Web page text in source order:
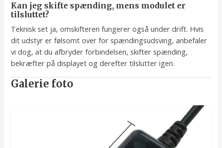
Kan jeg skifte spænding, mens modulet er
tilsluttet?
Teknisk set ja, omskifteren fungerer også under drift. Hvis
dit udstyr er følsomt over for spændingsudsving, anbefaler
vi dog, at du afbryder forbindelsen, skifter spænding,
bekræfter på displayet og derefter tilslutter igen.
Galerie foto